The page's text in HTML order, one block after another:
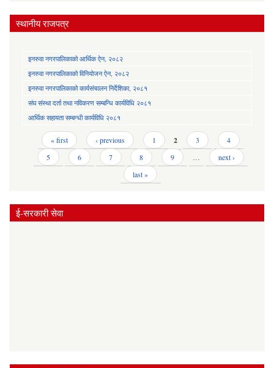
स्थानीय राजपत्र
इनरुवा नगरपालिकाको आर्थिक ऐन, २०८२
इनरुवा नगरपालिकाको विनियोजन ऐन, २०८२
इनरुवा नगरपालिकाको कार्यसंचालन निर्देशिका, २०८१
संघ संस्था दर्ता तथा नविकरण सम्बन्धि कार्यविधि २०८१
आर्थिक सहायता सम्बन्धी कार्यविधि २०८१
Pages « first ‹ previous 1 2 3
4
5
6 7 8 9 …
next ›
last »
ई-सरकारी सेवा